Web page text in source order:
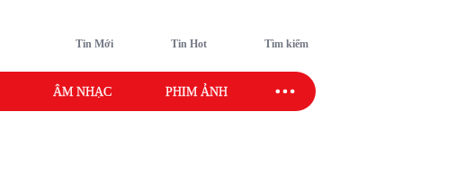
Tin Mới Tin Hot Tìm kiếm
ÂM NHẠC PHIM ẢNH SAO SPORT